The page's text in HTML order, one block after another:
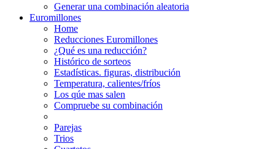
Generar una combinación aleatoria
Euromillones
Home
Reducciones Euromillones
¿Qué es una reducción?
Histórico de sorteos
Estadísticas. figuras, distribución
Temperatura, calientes/fríos
Los qúe mas salen
Compruebe su combinación
Parejas
Trios